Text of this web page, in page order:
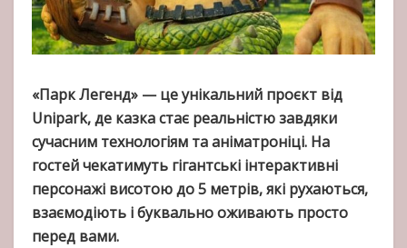
«Парк Легенд» — це унікальний проєкт від
Unipark, де казка стає реальністю завдяки
сучасним технологіям та аніматроніці. На
гостей чекатимуть гігантські інтерактивні
персонажі висотою до 5 метрів, які рухаються,
взаємодіють і буквально оживають просто
перед вами.